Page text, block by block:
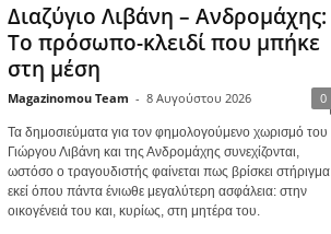
Διαζύγιο Λιβάνη – Ανδρομάχης:
Το πρόσωπο-κλειδί που μπήκε
στη μέση
Magazinomou Team - 8 Αυγούστου 2026 0
Τα δημοσιεύματα για τον φημολογούμενο χωρισμό του
Γιώργου Λιβάνη και της Ανδρομάχης συνεχίζονται,
ωστόσο ο τραγουδιστής φαίνεται πως βρίσκει στήριγμα
εκεί όπου πάντα ένιωθε μεγαλύτερη ασφάλεια: στην
οικογένειά του και, κυρίως, στη μητέρα του.